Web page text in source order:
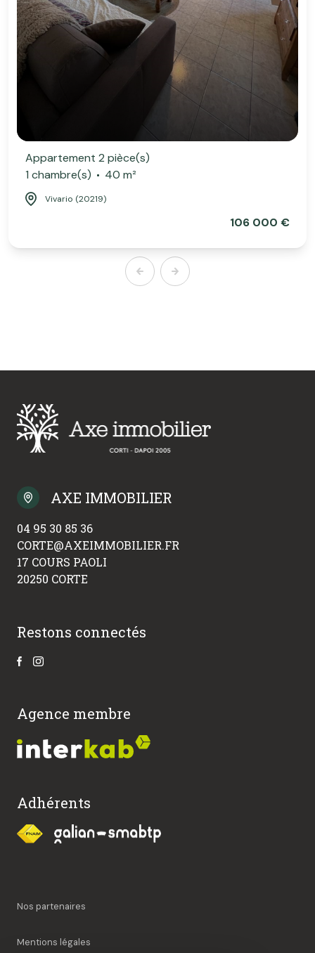
Appartement 2 pièce(s)
1 chambre(s)
40 m²
Vivario (20219)
106 000 €
AXE IMMOBILIER
04 95 30 85 36
CORTE@AXEIMMOBILIER.FR
17 COURS PAOLI
20250 CORTE
Restons connectés
Agence membre
Adhérents
Nos partenaires
Mentions légales